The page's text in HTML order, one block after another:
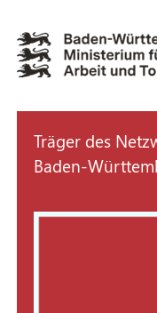
Träger des
Baden-